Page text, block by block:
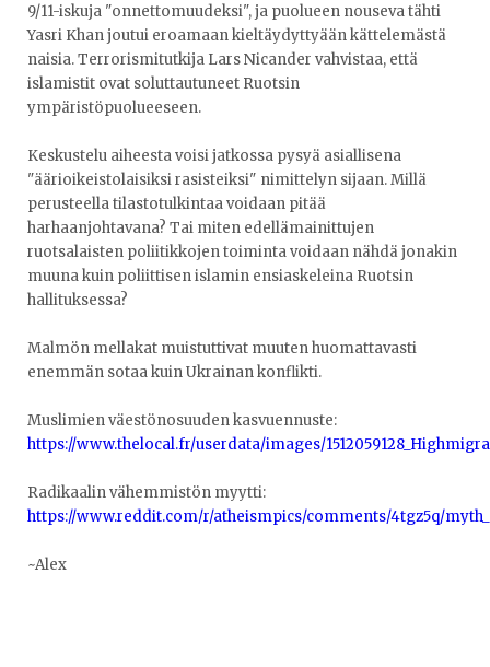
9/11-iskuja "onnettomuudeksi", ja puolueen nouseva tähti
Yasri Khan joutui eroamaan kieltäydyttyään kättelemästä
naisia. Terrorismitutkija Lars Nicander vahvistaa, että
islamistit ovat soluttautuneet Ruotsin
ympäristöpuolueeseen.
Keskustelu aiheesta voisi jatkossa pysyä asiallisena
"äärioikeistolaisiksi rasisteiksi" nimittelyn sijaan. Millä
perusteella tilastotulkintaa voidaan pitää
harhaanjohtavana? Tai miten edellämainittujen
ruotsalaisten poliitikkojen toiminta voidaan nähdä jonakin
muuna kuin poliittisen islamin ensiaskeleina Ruotsin
hallituksessa?
Malmön mellakat muistuttivat muuten huomattavasti
enemmän sotaa kuin Ukrainan konflikti.
Muslimien väestönosuuden kasvuennuste:
https://www.thelocal.fr/userdata/images/
Radikaalin vähemmistön myytti:
https://www.reddit.com/r/atheismpics/comments/4tgz5q/
~Alex